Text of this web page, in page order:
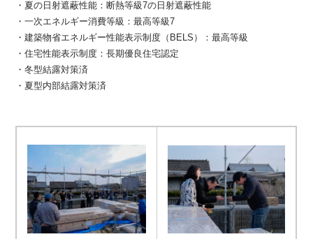
・夏の日射遮蔽性能：断熱等級7の日射遮蔽性能
・一次エネルギー消費等級：最高等級7
・建築物省エネルギー性能表示制度（BELS）：最高等級
・住宅性能表示制度：長期優良住宅認定
・冬型結露対策済
・夏型内部結露対策済